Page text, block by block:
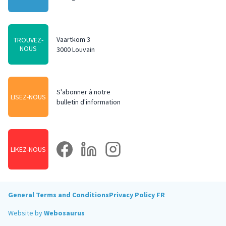
TROUVEZ-
NOUS
Vaartkom 3
3000 Louvain
LISEZ-NOUS
S'abonner à notre
bulletin d'information
LIKEZ-NOUS facebooklinkedininstagram
General Terms and ConditionsPrivacy Policy FR
Website byWebosaurus